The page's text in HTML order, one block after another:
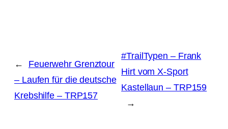
←
Feuerwehr Grenztour
– Laufen für die deutsche
Krebshilfe – TRP157
#TrailTypen – Frank
Hirt vom X-Sport
Kastellaun – TRP159
→